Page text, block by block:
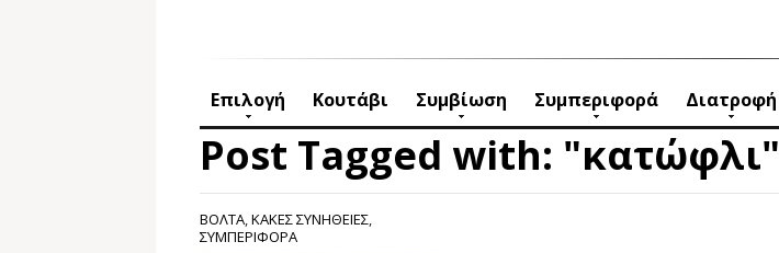
Επιλογή Κουτάβι Συμβίωση Συμπεριφορά Διατροφή
Post Tagged with: "κατώφλι"
ΒΟΛΤΑ,ΚΑΚΕΣ ΣΥΝΗΘΕΙΕΣ,
ΣΥΜΠΕΡΙΦΟΡΑ